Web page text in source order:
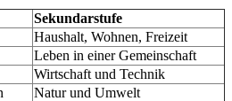
Sekundarstufe
Haushalt, Wohnen, Freizeit
Leben in einer Gemeinschaft
Wirtschaft und Technik
Natur und Umwelt